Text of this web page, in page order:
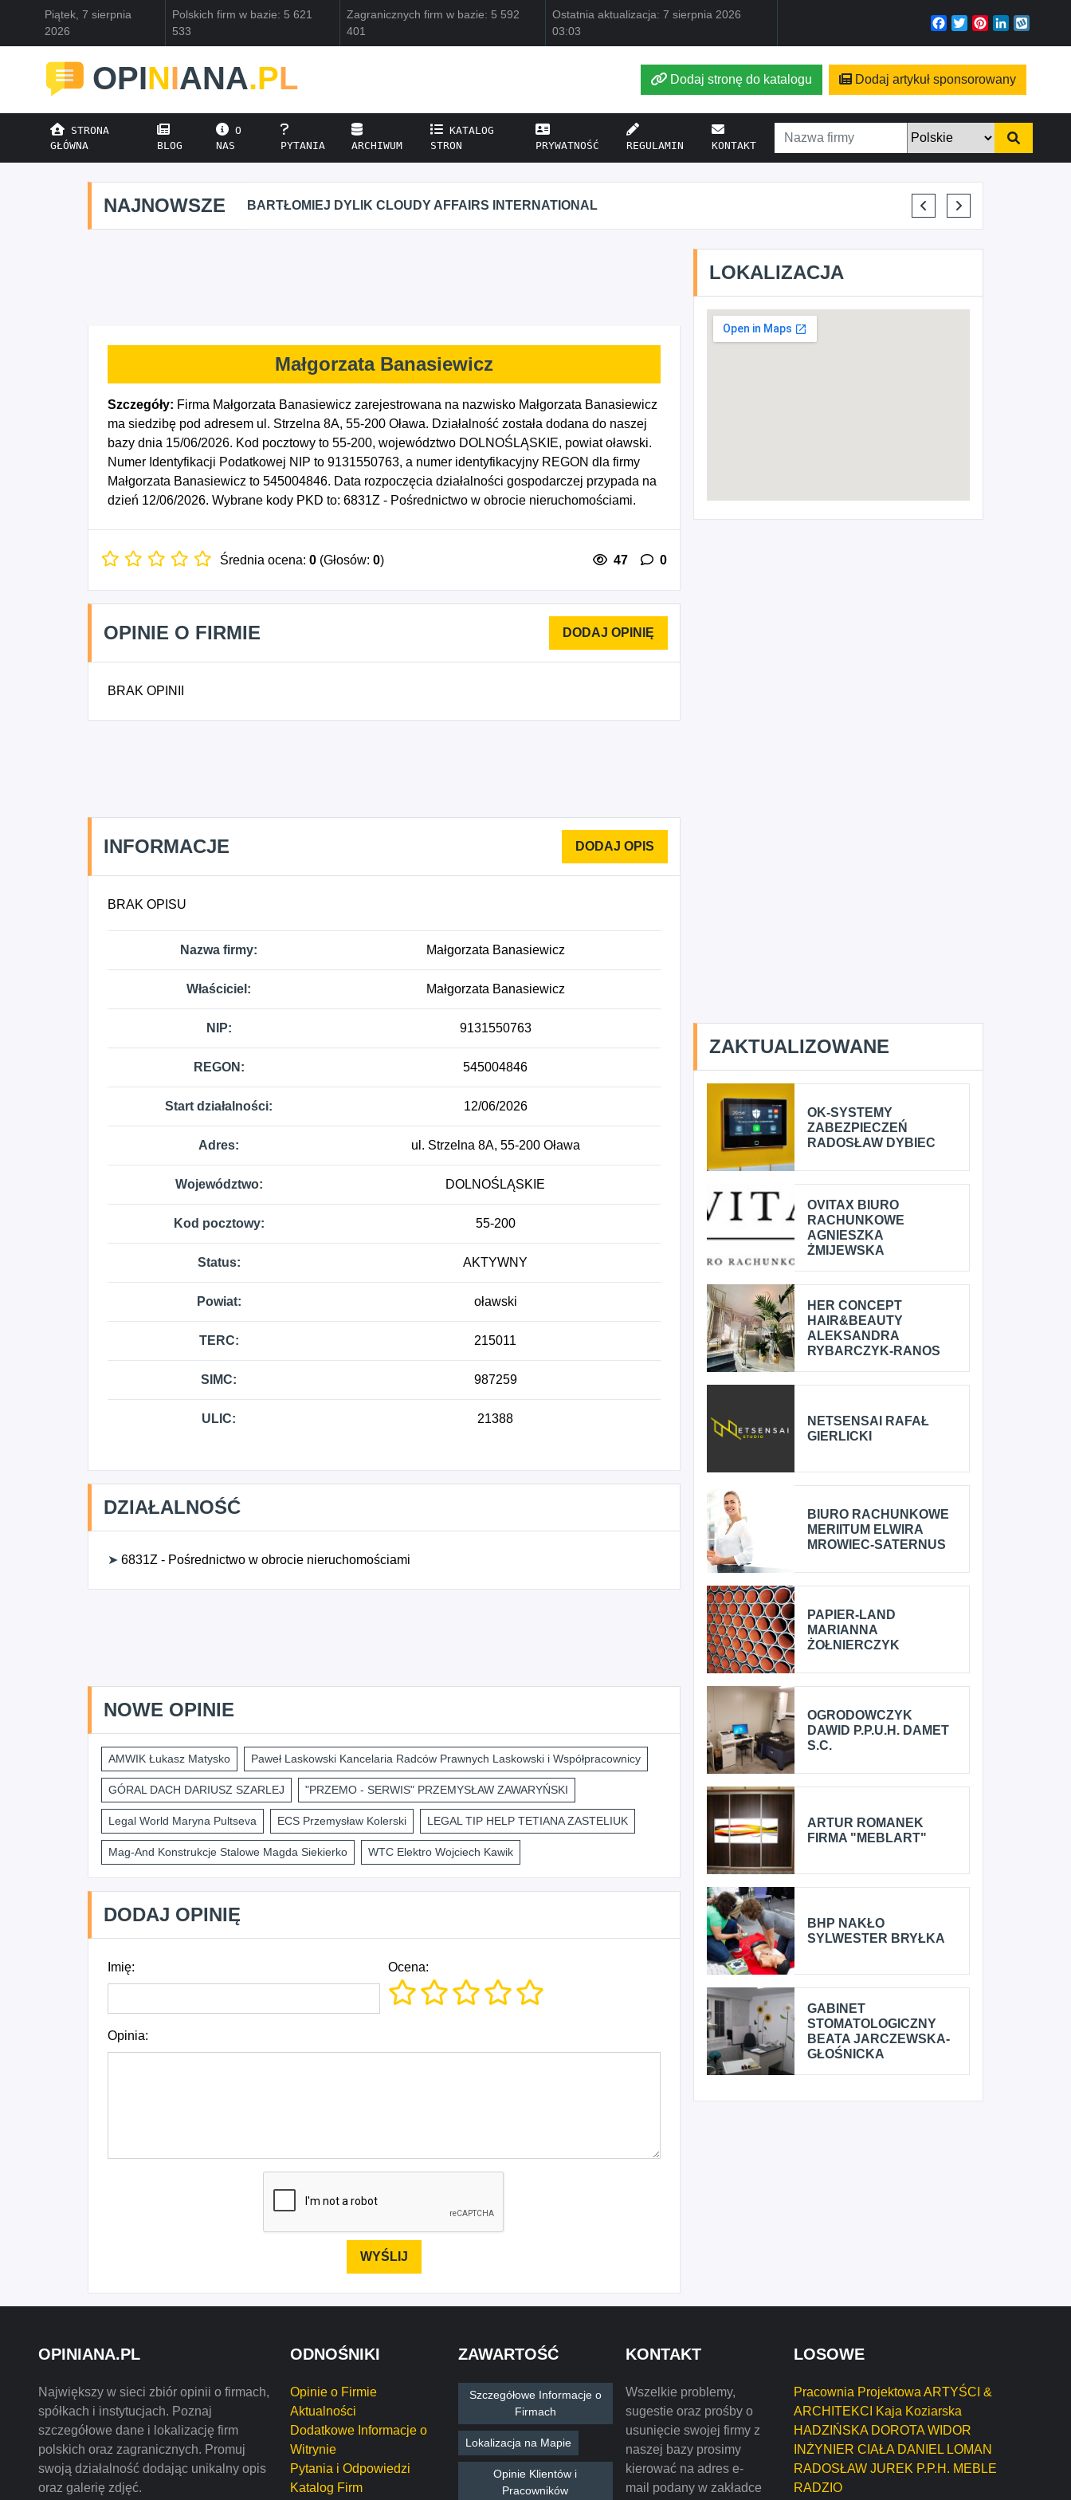
Piątek, 7 sierpnia
2026
Polskich firm w bazie: 5 621
533
Zagranicznych firm w bazie: 5 592
401
Ostatnia aktualizacja: 7 sierpnia 2026
03:03
Facebook
TwitterPinterest
LinkedIn
OPINIANA.PL Dodaj stronę do katalogu Dodaj artykuł sponsorowany
STRONA
GŁÓWNA
BLOG
O
NAS
PYTANIA ARCHIWUM
KATALOG
STRON
PRYWATNOŚĆ REGULAMIN KONTAKT
NAJNOWSZE BARTŁOMIEJ DYLIK CLOUDY AFFAIRS INTERNATIONAL KRYSTIAN PISULA
Małgorzata Banasiewicz
Szczegóły: Firma Małgorzata Banasiewicz zarejestrowana na nazwisko Małgorzata Banasiewicz
ma siedzibę pod adresem ul. Strzelna 8A, 55-200 Oława. Działalność została dodana do naszej
bazy dnia 15/06/2026. Kod pocztowy to 55-200, województwo DOLNOŚLĄSKIE, powiat oławski.
Numer Identyfikacji Podatkowej NIP to 9131550763, a numer identyfikacyjny REGON dla firmy
Małgorzata Banasiewicz to 545004846. Data rozpoczęcia działalności gospodarczej przypada na
dzień 12/06/2026. Wybrane kody PKD to: 6831Z - Pośrednictwo w obrocie nieruchomościami.
Średnia ocena: 0 (Głosów: 0) 47 0
OPINIE O FIRMIE
BRAK OPINII
INFORMACJE
BRAK OPISU
Nazwa firmy: Małgorzata Banasiewicz
Właściciel: Małgorzata Banasiewicz
NIP: 9131550763
REGON: 545004846
Start działalności: 12/06/2026
Adres: ul. Strzelna 8A, 55-200 Oława
Województwo: DOLNOŚLĄSKIE
Kod pocztowy: 55-200
Status: AKTYWNY
Powiat: oławski
TERC: 215011
SIMC: 987259
ULIC: 21388
DZIAŁALNOŚĆ
➤ 6831Z - Pośrednictwo w obrocie nieruchomościami
NOWE OPINIE
AMWIK Łukasz Matysko Paweł Laskowski Kancelaria Radców Prawnych Laskowski i Współpracownicy
GÓRAL DACH DARIUSZ SZARLEJ "PRZEMO - SERWIS" PRZEMYSŁAW ZAWARYŃSKI
Legal World Maryna Pultseva ECS Przemysław Kolerski LEGAL TIP HELP TETIANA ZASTELIUK
Mag-And Konstrukcje Stalowe Magda Siekierko WTC Elektro Wojciech Kawik
DODAJ OPINIĘ
Imię: Ocena:
Opinia:
LOKALIZACJA
ZAKTUALIZOWANE
OK-SYSTEMY
ZABEZPIECZEŃ
RADOSŁAW DYBIEC
OVITAX BIURO
RACHUNKOWE
AGNIESZKA
ŻMIJEWSKA
HER CONCEPT
HAIR&BEAUTY
ALEKSANDRA
RYBARCZYK-RANOS
NETSENSAI RAFAŁ
GIERLICKI
BIURO RACHUNKOWE
MERIITUM ELWIRA
MROWIEC-SATERNUS
PAPIER-LAND
MARIANNA
ŻOŁNIERCZYK
OGRODOWCZYK
DAWID P.P.U.H. DAMET
S.C.
ARTUR ROMANEK
FIRMA "MEBLART"
BHP NAKŁO
SYLWESTER BRYŁKA
GABINET
STOMATOLOGICZNY
BEATA JARCZEWSKA-
GŁOŚNICKA
OPINIANA.PL
Największy w sieci zbiór opinii o firmach,
spółkach i instytucjach. Poznaj
szczegółowe dane i lokalizację firm
polskich oraz zagranicznych. Promuj
swoją działalność dodając unikalny opis
oraz galerię zdjęć.
ODNOŚNIKI
Opinie o Firmie
Aktualności
Dodatkowe Informacje o
Witrynie
Pytania i Odpowiedzi
Katalog Firm
ZAWARTOŚĆ
Szczegółowe Informacje o
Firmach
Lokalizacja na Mapie
Opinie Klientów i
Pracowników
KONTAKT
Wszelkie problemy,
sugestie oraz prośby o
usunięcie swojej firmy z
naszej bazy prosimy
kierować na adres e-
mail podany w zakładce
LOSOWE
Pracownia Projektowa ARTYŚCI &
ARCHITEKCI Kaja Koziarska
HADZIŃSKA DOROTA WIDOR
INŻYNIER CIAŁA DANIEL LOMAN
RADOSŁAW JUREK P.P.H. MEBLE
RADZIO